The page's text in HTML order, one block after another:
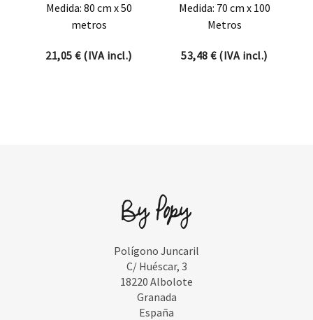
Medida: 80 cm x 50
metros
21,05€(IVA incl.)
Medida: 70 cm x 100
Metros
53,48€(IVA incl.)
Polígono Juncaril
C/ Huéscar, 3
18220 Albolote
Granada
España